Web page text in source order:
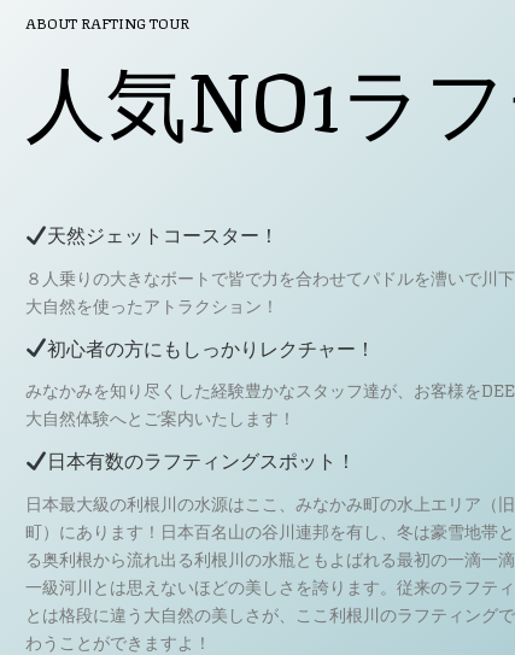
ABOUT RAFTING TOUR
人気NO1ラ
天然ジェットコースター！
８人乗りの大きなボートで皆で力を合わせてパドルを漕いで川下
大自然を使ったアトラクション！
初心者の方にもしっかりレクチャー！
みなかみを知り尽くした経験豊かなスタッフ達が、お客様を
大自然体験へとご案内いたします！
日本有数のラフティングスポット！
日本最大級の利根川の水源はここ、みなかみ町の水上エリア（
町）にあります！日本百名山の谷川連邦を有し、冬は豪雪地帯
る奥利根から流れ出る利根川の水瓶ともよばれる最初の一滴一滴
一級河川とは思えないほどの美しさを誇ります。従来のラフテ
とは格段に違う大自然の美しさが、ここ利根川のラフティング
わうことができますよ！